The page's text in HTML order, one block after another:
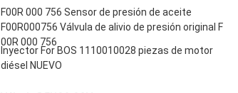
F00R 000 756 Sensor de presión de aceite
F00R000756 Válvula de alivio de presión original F
00R 000 756
Inyector For BOS 1110010028 piezas de motor
diésel NUEVO